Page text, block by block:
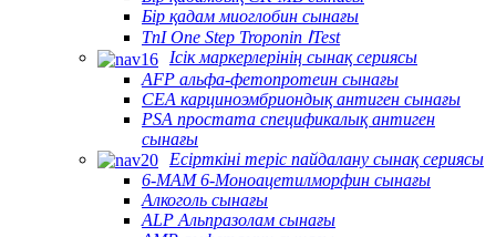
Бір қадам миоглобин сынағы
TnI One Step Troponin ⅠTest
Ісік маркерлерінің сынақ сериясы
AFP альфа-фетопротеин сынағы
CEA карциноэмбриондық антиген сынағы
PSA простата спецификалық антиген
сынағы
Есірткіні теріс пайдалану сынақ сериясы
6-MAM 6-Моноацетилморфин сынағы
Алкоголь сынағы
ALP Альпразолам сынағы